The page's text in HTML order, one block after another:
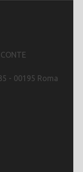
- 00195 Roma